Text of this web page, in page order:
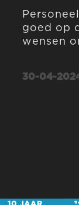
goed op
wensen
30-04-